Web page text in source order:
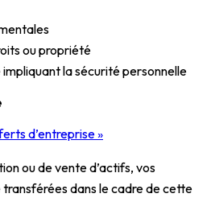
ou propriété
impliquant la sécurité personnelle
d’entreprise »
ou de vente d’actifs, vos
dans le cadre de cette